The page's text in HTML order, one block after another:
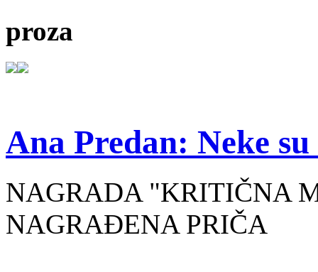
proza
Ana Predan: Neke
NAGRADA "KRITIČNA
NAGRAĐENA PRIČA